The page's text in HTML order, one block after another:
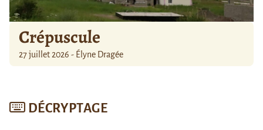
Crépuscule
27 juillet 2026 - Élyne Dragée
DÉCRYPTAGE